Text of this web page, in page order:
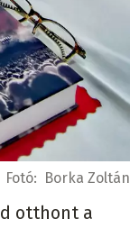
Fotó: Borka Zoltán
otthont a